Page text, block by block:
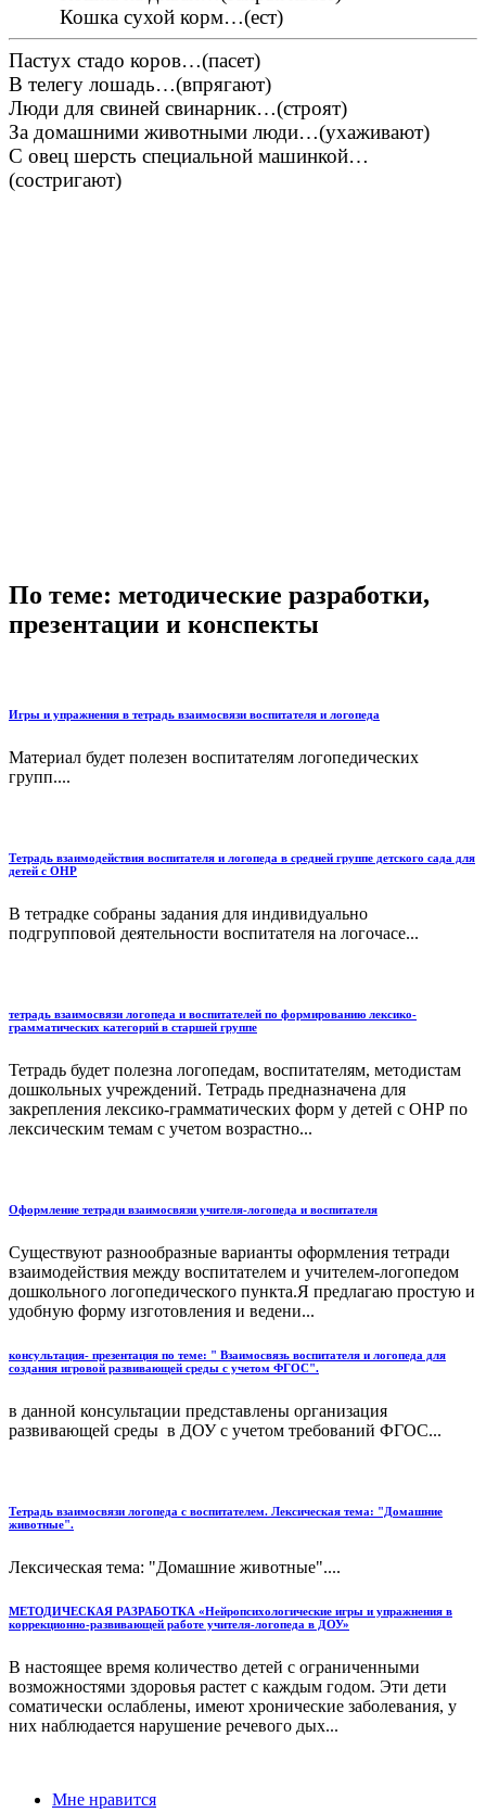
Кошка сухой корм…(ест)
Пастух стадо коров…(пасет)
В телегу лошадь…(впрягают)
Люди для свиней свинарник…(строят)
За домашними животными люди…(ухаживают)
С овец шерсть специальной машинкой…
(состригают)
По теме: методические разработки,
презентации и конспекты
Игры и упражнения в тетрадь взаимосвязи воспитателя и логопеда
Материал будет полезен воспитателям логопедических
групп....
Тетрадь взаимодействия воспитателя и логопеда в средней группе детского сада для
детей с ОНР
В тетрадке собраны задания для индивидуально
подгрупповой деятельности воспитателя на логочасе...
тетрадь взаимосвязи логопеда и воспитателей по формированию лексико-
грамматических категорий в старшей группе
Тетрадь будет полезна логопедам, воспитателям, методистам
дошкольных учреждений. Тетрадь предназначена для
закрепления лексико-грамматических форм у детей с ОНР по
лексическим темам с учетом возрастно...
Оформление тетради взаимосвязи учителя-логопеда и воспитателя
Существуют разнообразные варианты оформления тетради
взаимодействия между воспитателем и учителем-логопедом
дошкольного логопедического пункта.Я предлагаю простую и
удобную форму изготовления и ведени...
консультация- презентация по теме: " Взаимосвязь воспитателя и логопеда для
создания игровой развивающей среды с учетом ФГОС".
в данной консультации представлены организация
развивающей среды в ДОУ с учетом требований ФГОС...
Тетрадь взаимосвязи логопеда с воспитателем. Лексическая тема: "Домашние
животные".
Лексическая тема: "Домашние животные"....
МЕТОДИЧЕСКАЯ РАЗРАБОТКА «Нейропсихологические игры и упражнения в
коррекционно-развивающей работе учителя-логопеда в ДОУ»
В настоящее время количество детей с ограниченными
возможностями здоровья растет с каждым годом. Эти дети
соматически ослаблены, имеют хронические заболевания, у
них наблюдается нарушение речевого дых...
Мне нравится